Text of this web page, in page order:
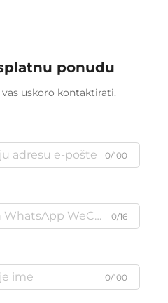
ponudu
uskoro kontaktirati.
0/100
0/16
0/100